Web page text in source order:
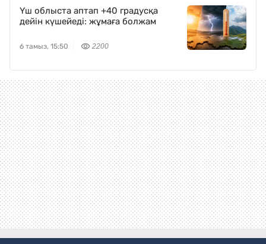
Үш облыста аптап +40 градусқа
дейін күшейеді: жұмаға болжам
6 тамыз, 15:50 2200